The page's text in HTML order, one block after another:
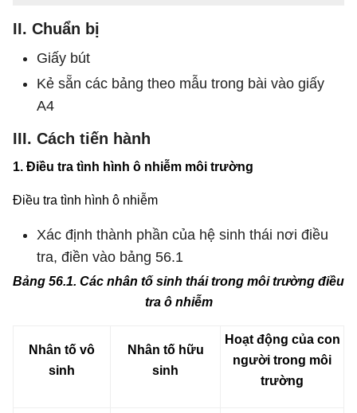
II. Chuẩn bị
Giấy bút
Kẻ sẵn các bảng theo mẫu trong bài vào giấy
A4
III. Cách tiến hành
1. Điều tra tình hình ô nhiễm môi trường
Điều tra tình hình ô nhiễm
Xác định thành phần của hệ sinh thái nơi điều
tra, điền vào bảng 56.1
Bảng 56.1. Các nhân tố sinh thái trong môi trường điều
tra ô nhiễm
Nhân tố vô
sinh
Nhân tố hữu
sinh
Hoạt động của con
người trong môi
trường